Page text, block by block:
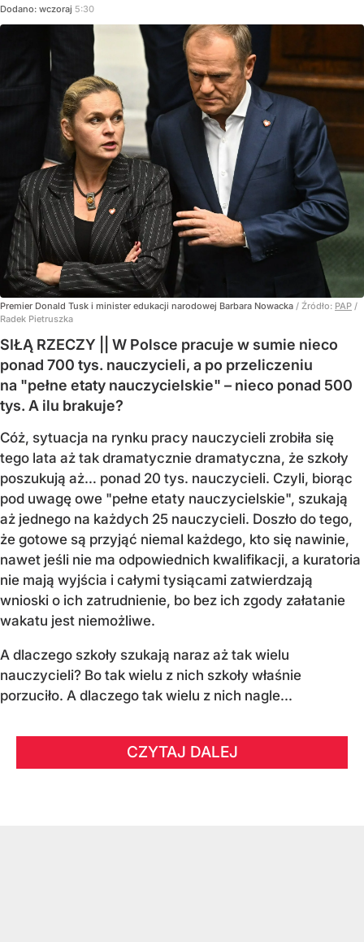
Dodano: wczoraj 5:30
Premier Donald Tusk i minister edukacji narodowej Barbara Nowacka / Źródło: PAP /
Radek Pietruszka
SIŁĄ RZECZY || W Polsce pracuje w sumie nieco
ponad 700 tys. nauczycieli, a po przeliczeniu
na "pełne etaty nauczycielskie" – nieco ponad 500
tys. A ilu brakuje?
Cóż, sytuacja na rynku pracy nauczycieli zrobiła się
tego lata aż tak dramatycznie dramatyczna, że szkoły
poszukują aż… ponad 20 tys. nauczycieli. Czyli, biorąc
pod uwagę owe "pełne etaty nauczycielskie", szukają
aż jednego na każdych 25 nauczycieli. Doszło do tego,
że gotowe są przyjąć niemal każdego, kto się nawinie,
nawet jeśli nie ma odpowiednich kwalifikacji, a kuratoria
nie mają wyjścia i całymi tysiącami zatwierdzają
wnioski o ich zatrudnienie, bo bez ich zgody załatanie
wakatu jest niemożliwe.
A dlaczego szkoły szukają naraz aż tak wielu
nauczycieli? Bo tak wielu z nich szkoły właśnie
porzuciło. A dlaczego tak wielu z nich nagle...
CZYTAJ DALEJ